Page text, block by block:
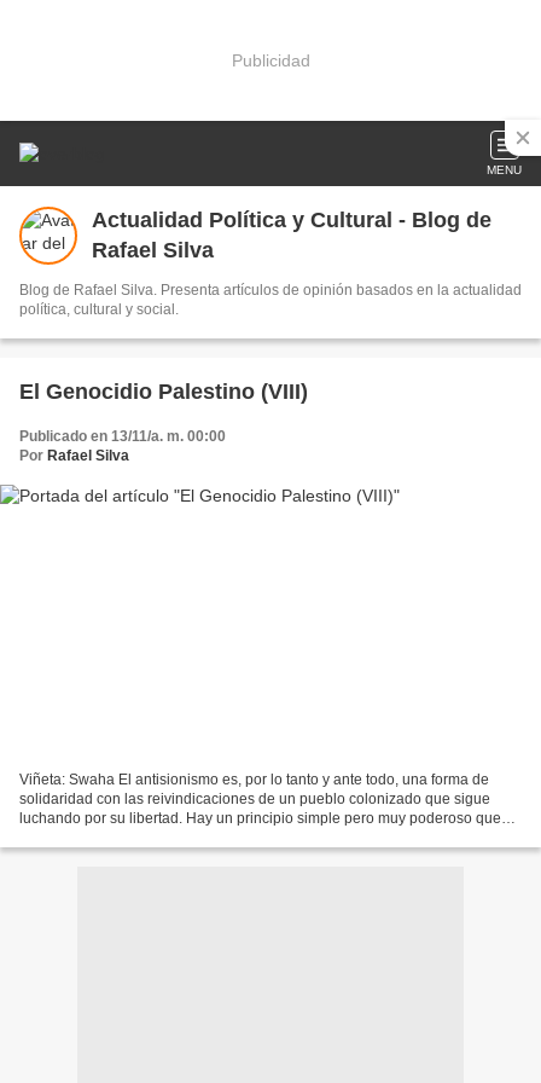
Publicidad
MENU
Actualidad Política y Cultural - Blog de
Rafael Silva
Blog de Rafael Silva. Presenta artículos de opinión basados en la actualidad
política, cultural y social.
El Genocidio Palestino (VIII)
Publicado en 13/11/a. m. 00:00
Por Rafael Silva
Viñeta: Swaha El antisionismo es, por lo tanto y ante todo, una forma de
solidaridad con las reivindicaciones de un pueblo colonizado que sigue
luchando por su libertad. Hay un principio simple pero muy poderoso que